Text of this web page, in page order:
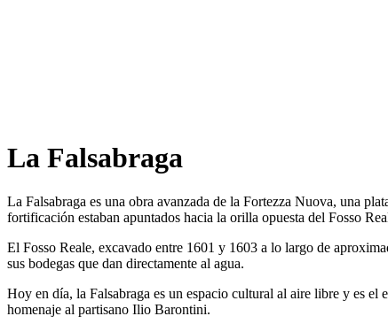
La Falsabraga
La Falsabraga es una obra avanzada de la Fortezza Nuova, una
fortificación estaban apuntados hacia la orilla opuesta del Fosso
El Fosso Reale, excavado entre 1601 y 1603 a lo largo de
sus bodegas que dan directamente al agua.
Hoy en día, la Falsabraga es un espacio cultural al aire libre y es
homenaje al partisano Ilio Barontini.